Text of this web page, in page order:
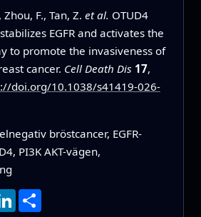
Zhou, F., Tan, Z. et al. OTUD4
EGFR and activates the
to promote the invasiveness of
cancer. Cell Death Dis 17,
doi.org/10.1038/s41419-026-
bröstcancer, EGFR-
PI3K AKT-vägen,
LinkedIn
Dela